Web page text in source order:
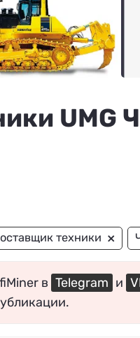
UMG
техники ×
в Telegram и